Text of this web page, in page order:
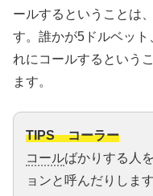
ールするということは
す。誰かが5ドルベッ
れにコールするという
ます。
TIPS コーラー
コールばかりする人
ョンと呼んだりしま